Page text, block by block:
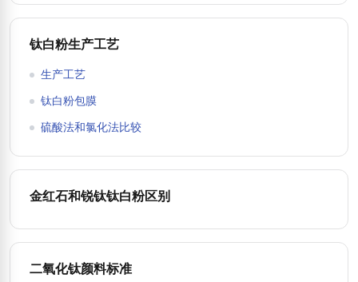
钛白粉生产工艺
生产工艺
钛白粉包膜
硫酸法和氯化法比较
金红石和锐钛钛白粉区别
二氧化钛颜料标准